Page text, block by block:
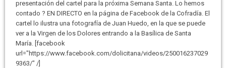
presentación del cartel para la próxima Semana Santa. Lo hemos
contado ? EN DIRECTO en la página de Facebook de la Cofradía. El
cartel lo ilustra una fotografía de Juan Huedo, en la que se puede
ver a la Virgen de los Dolores entrando a la Basílica de Santa
María. [facebook
url="https://www.facebook.com/dolicitana/videos/250016237029
9363/" /]